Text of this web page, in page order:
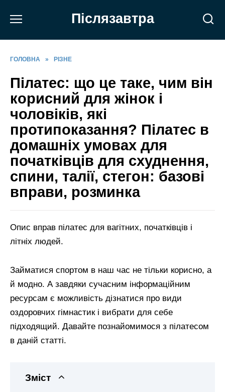
Післязавтра
ГОЛОВНА » РІЗНЕ
Пілатес: що це таке, чим він
корисний для жінок і
чоловіків, які
протипоказання? Пілатес в
домашніх умовах для
початківців для схуднення,
спини, талії, стегон: базові
вправи, розминка
Опис вправ пілатес для вагітних, початківців і
літніх людей.
Займатися спортом в наш час не тільки корисно, а
й модно. А завдяки сучасним інформаційним
ресурсам є можливість дізнатися про види
оздоровчих гімнастик і вибрати для себе
підходящий. Давайте познайомимося з пілатесом
в даній статті.
Зміст